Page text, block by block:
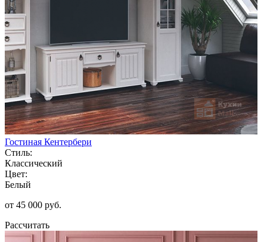
Гостиная Кентербери
Стиль:
Классический
Цвет:
Белый
от 45 000 руб.
Рассчитать